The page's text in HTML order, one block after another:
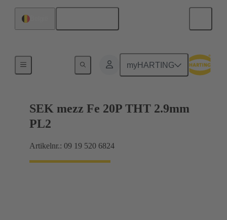
myHARTING
Moederbord naar dochterkaart-aansluiting
SEK mezz Fe 20P THT 2.9mm
PL2
Artikelnr.: 09 19 520 6824